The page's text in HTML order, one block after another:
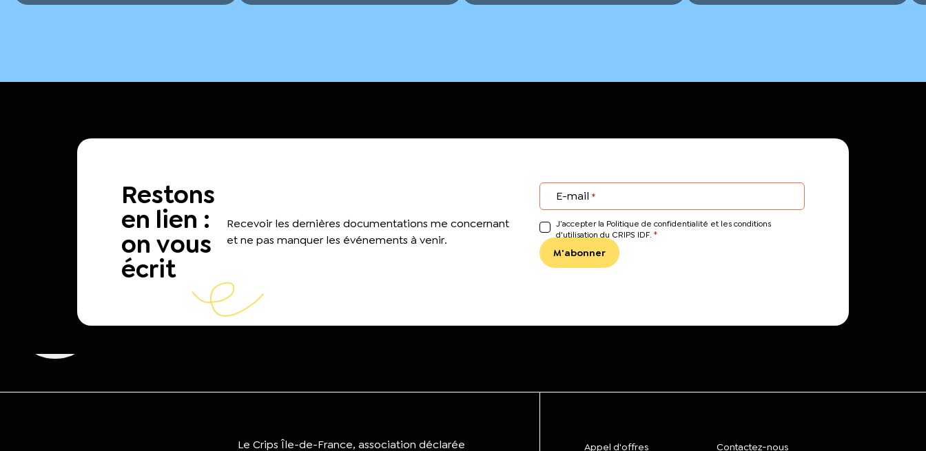
Restons
en lien :
on vous
écrit
Recevoir les dernières documentations me concernant
et ne pas manquer les événements à venir.
E-mail *
J’accepter la Politique de confidentialité et les conditions
d'utilisation du CRIPS IDF. *
Le Crips Île-de-France, association déclarée Appel d'offres Contactez-nous